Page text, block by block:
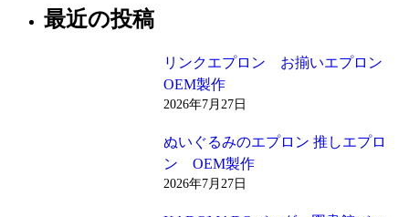
最近の投稿
リンクエプロン お揃いエプロン
OEM製作
2026年7月27日
ぬいぐるみのエプロン 推しエプロ
ン OEM製作
2026年7月27日